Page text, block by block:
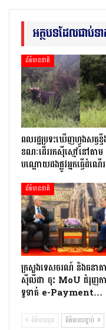
អត្ថបទដែលជាប់ទ
ព័ត៌មានជាតិ
ពលរដ្ឋប្រទះឃេីញហ្វូងសត្វខ្
ខណៈ​ដើររកស៊ីស្មៅនៅតាម
បណ្តោយ​ដងផ្លូវអ្នកធ្វើដំណើរ
ព័ត៌មានជាតិ
ក្រសួងទេសចរណ៍ និងធនាគ
ស៊ីលីដា ចុះ MoU ជំរុញក
ទូទាត់ e-Payment…
ព័ត៌មានមុន ព័ត៌មានបន្ទាប់